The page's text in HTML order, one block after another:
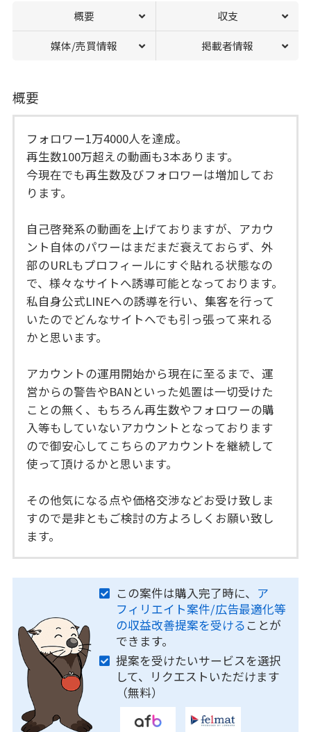
概要 収支
媒体/売買情報 掲載者情報
概要
フォロワー1万4000人を達成。
再生数100万超えの動画も3本あります。
今現在でも再生数及びフォロワーは増加してお
ります。
自己啓発系の動画を上げておりますが、アカウ
ント自体のパワーはまだまだ衰えておらず、外
部のURLもプロフィールにすぐ貼れる状態なの
で、様々なサイトへ誘導可能となっております。
私自身公式LINEへの誘導を行い、集客を行って
いたのでどんなサイトへでも引っ張って来れる
かと思います。
アカウントの運用開始から現在に至るまで、運
営からの警告やBANといった処置は一切受けた
ことの無く、もちろん再生数やフォロワーの購
入等もしていないアカウントとなっております
ので御安心してこちらのアカウントを継続して
使って頂けるかと思います。
その他気になる点や価格交渉などお受け致しま
すので是非ともご検討の方よろしくお願い致し
ます。
この案件は購入完了時に、 ア
フィリエイト案件/広告最適化等
の収益改善提案を受ける ことが
できます。
提案を受けたいサービスを選択
して、リクエストいただけます
（無料）